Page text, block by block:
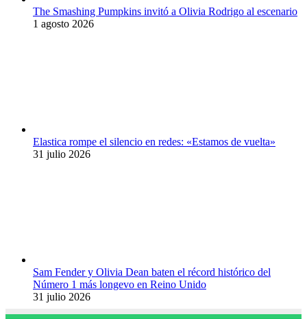
The Smashing Pumpkins invitó a Olivia Rodrigo al escenario
1 agosto 2026
Elastica rompe el silencio en redes: «Estamos de vuelta»
31 julio 2026
Sam Fender y Olivia Dean baten el récord histórico del
Número 1 más longevo en Reino Unido
31 julio 2026